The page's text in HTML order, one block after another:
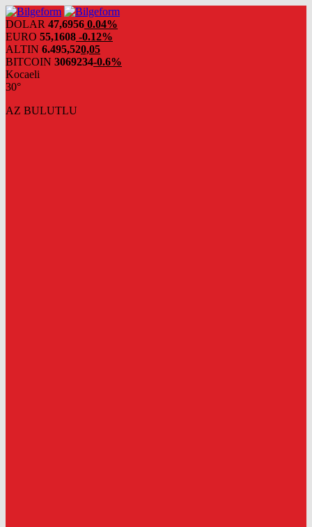
DOLAR 47,6956 0.04%
EURO 55,1608 -0.12%
ALTIN 6.495,520,05
BITCOIN 3069234-0.6%
Kocaeli
30°
AZ BULUTLU